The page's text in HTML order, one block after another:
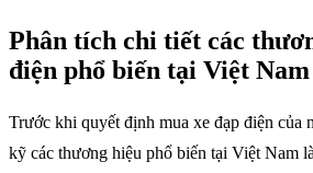
Phân tích chi tiết các
điện phổ biến tại Việt Nam
Trước khi quyết định mua xe đạp điện của
kỹ các thương hiệu phổ biến tại Việt Nam